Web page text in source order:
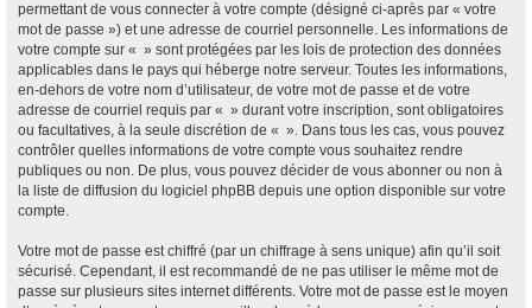
permettant de vous connecter à votre compte (désigné ci-après par « votre
mot de passe ») et une adresse de courriel personnelle. Les informations de
votre compte sur « » sont protégées par les lois de protection des données
applicables dans le pays qui héberge notre serveur. Toutes les informations,
en-dehors de votre nom d’utilisateur, de votre mot de passe et de votre
adresse de courriel requis par « » durant votre inscription, sont obligatoires
ou facultatives, à la seule discrétion de « ». Dans tous les cas, vous pouvez
contrôler quelles informations de votre compte vous souhaitez rendre
publiques ou non. De plus, vous pouvez décider de vous abonner ou non à
la liste de diffusion du logiciel phpBB depuis une option disponible sur votre
compte.
Votre mot de passe est chiffré (par un chiffrage à sens unique) afin qu’il soit
sécurisé. Cependant, il est recommandé de ne pas utiliser le même mot de
passe sur plusieurs sites internet différents. Votre mot de passe est le moyen